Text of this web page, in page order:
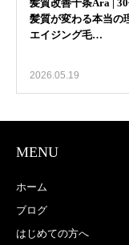
2026.05.19
MENU
ホーム
ブログ
はじめての方へ